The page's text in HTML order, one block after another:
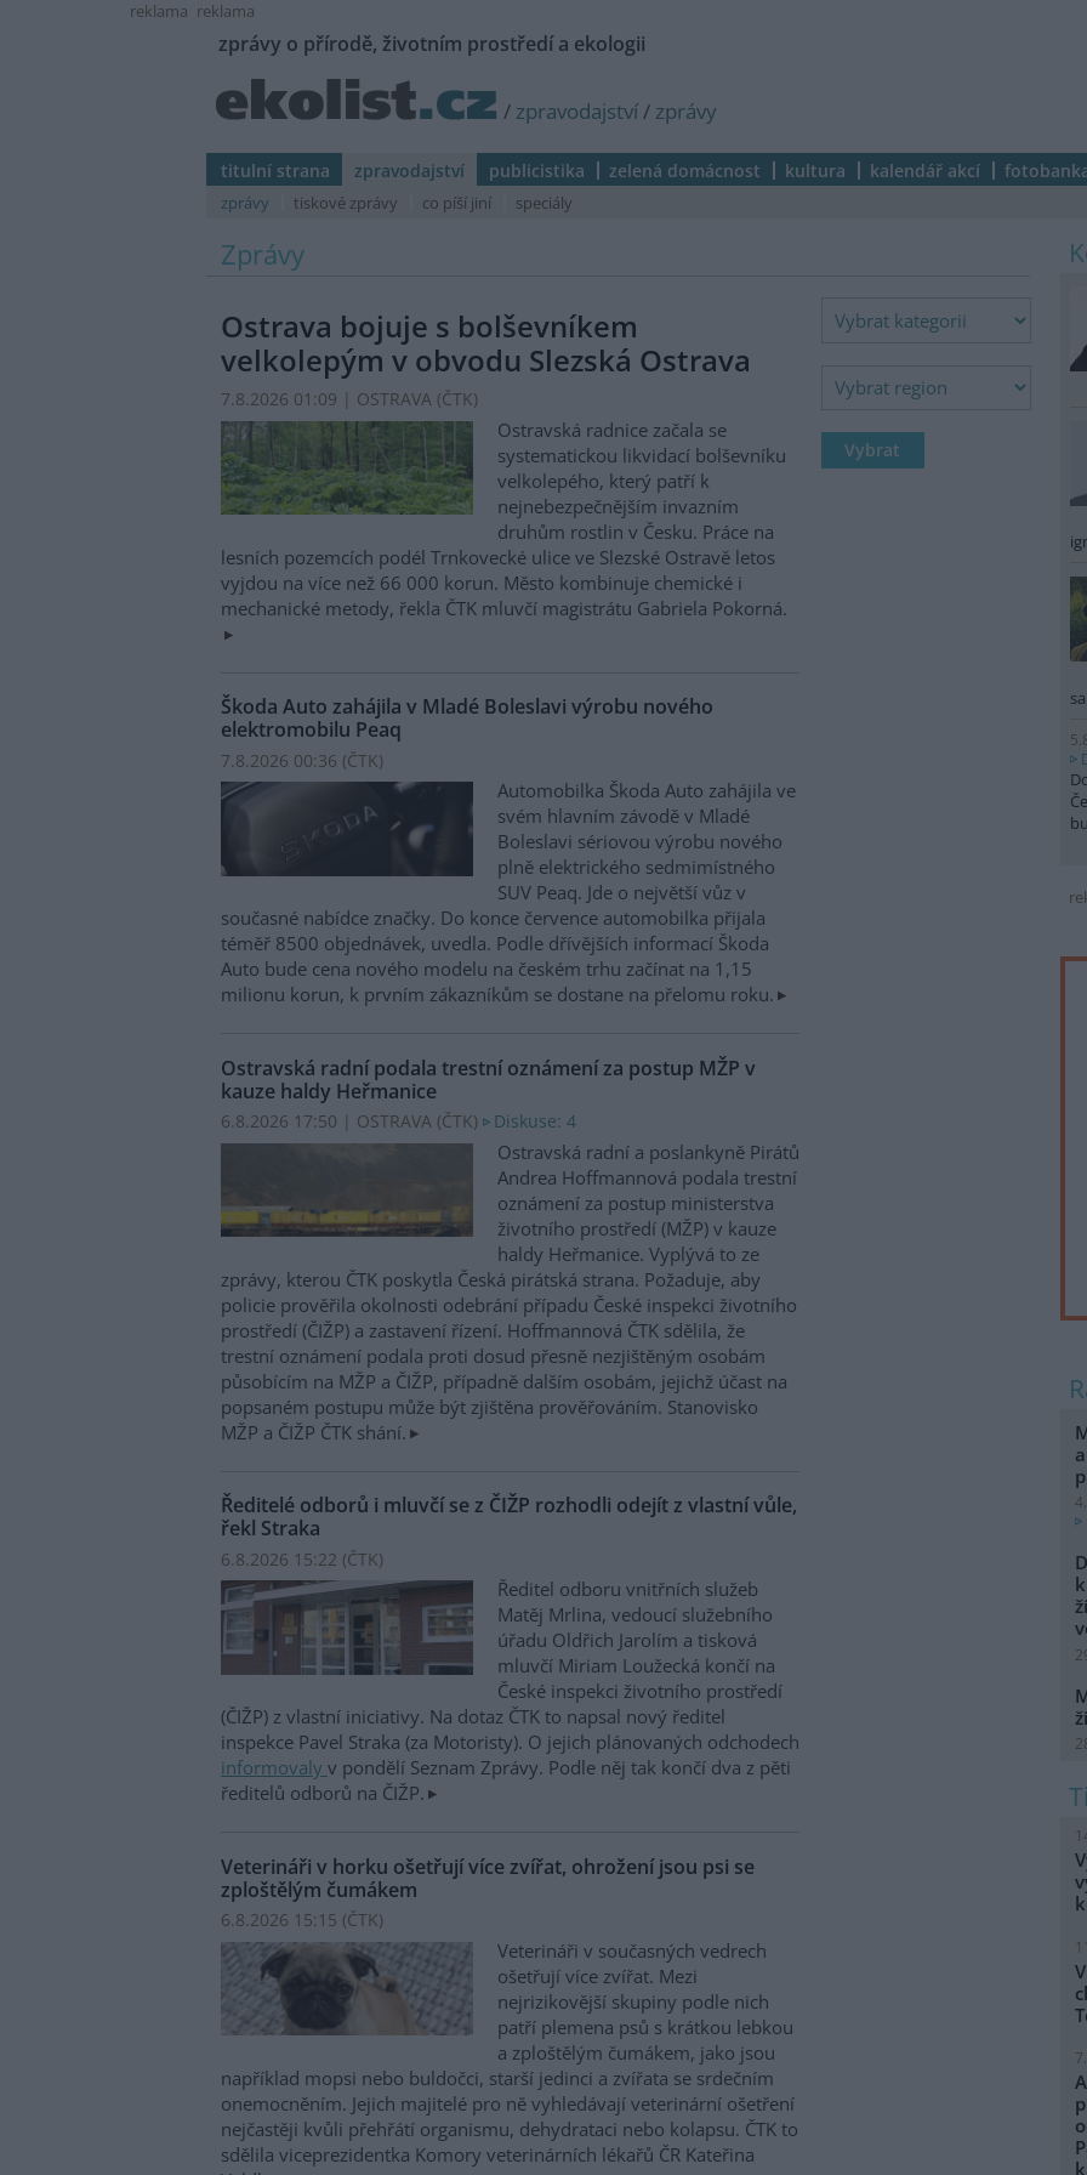
reklama reklama
zprávy o přírodě, životním prostředí a ekologii
/ zpravodajství/ zprávy
titulní strana zpravodajství publicistika zelená domácnost kultura kalendář akcí
zprávy tiskové zprávy co píší jiní speciály
Zprávy
Ostrava bojuje s bolševníkem
velkolepým v obvodu Slezská Ostrava
7.8.2026 01:09 | OSTRAVA (ČTK)
Ostravská radnice začala se
systematickou likvidací bolševníku
velkolepého, který patří k
nejnebezpečnějším invazním
druhům rostlin v Česku. Práce na
lesních pozemcích podél Trnkovecké ulice ve Slezské Ostravě letos
vyjdou na více než 66 000 korun. Město kombinuje chemické i
mechanické metody, řekla ČTK mluvčí magistrátu Gabriela Pokorná.
Škoda Auto zahájila v Mladé Boleslavi výrobu nového
elektromobilu Peaq
7.8.2026 00:36 (ČTK)
Automobilka Škoda Auto zahájila ve
svém hlavním závodě v Mladé
Boleslavi sériovou výrobu nového
plně elektrického sedmimístného
SUV Peaq. Jde o největší vůz v
současné nabídce značky. Do konce července automobilka přijala
téměř 8500 objednávek, uvedla. Podle dřívějších informací Škoda
Auto bude cena nového modelu na českém trhu začínat na 1,15
milionu korun, k prvním zákazníkům se dostane na přelomu roku.
Ostravská radní podala trestní oznámení za postup MŽP v
kauze haldy Heřmanice
6.8.2026 17:50 | OSTRAVA (ČTK) Diskuse: 4
Ostravská radní a poslankyně Pirátů
Andrea Hoffmannová podala trestní
oznámení za postup ministerstva
životního prostředí (MŽP) v kauze
haldy Heřmanice. Vyplývá to ze
zprávy, kterou ČTK poskytla Česká pirátská strana. Požaduje, aby
policie prověřila okolnosti odebrání případu České inspekci životního
prostředí (ČIŽP) a zastavení řízení. Hoffmannová ČTK sdělila, že
trestní oznámení podala proti dosud přesně nezjištěným osobám
působícím na MŽP a ČIŽP, případně dalším osobám, jejichž účast na
popsaném postupu může být zjištěna prověřováním. Stanovisko
MŽP a ČIŽP ČTK shání.
Ředitelé odborů i mluvčí se z ČIŽP rozhodli odejít z vlastní vůle,
řekl Straka
6.8.2026 15:22 (ČTK)
Ředitel odboru vnitřních služeb
Matěj Mrlina, vedoucí služebního
úřadu Oldřich Jarolím a tisková
mluvčí Miriam Loužecká končí na
České inspekci životního prostředí
(ČIŽP) z vlastní iniciativy. Na dotaz ČTK to napsal nový ředitel
inspekce Pavel Straka (za Motoristy). O jejich plánovaných odchodech
informovaly v pondělí Seznam Zprávy. Podle něj tak končí dva z pěti
ředitelů odborů na ČIŽP.
Veterináři v horku ošetřují více zvířat, ohrožení jsou psi se
zploštělým čumákem
6.8.2026 15:15 (ČTK)
Veterináři v současných vedrech
ošetřují více zvířat. Mezi
nejrizikovější skupiny podle nich
patří plemena psů s krátkou lebkou
a zploštělým čumákem, jako jsou
například mopsi nebo buldočci, starší jedinci a zvířata se srdečním
onemocněním. Jejich majitelé pro ně vyhledávají veterinární ošetření
nejčastěji kvůli přehřátí organismu, dehydrataci nebo kolapsu. ČTK to
sdělila viceprezidentka Komory veterinárních lékařů ČR Kateřina